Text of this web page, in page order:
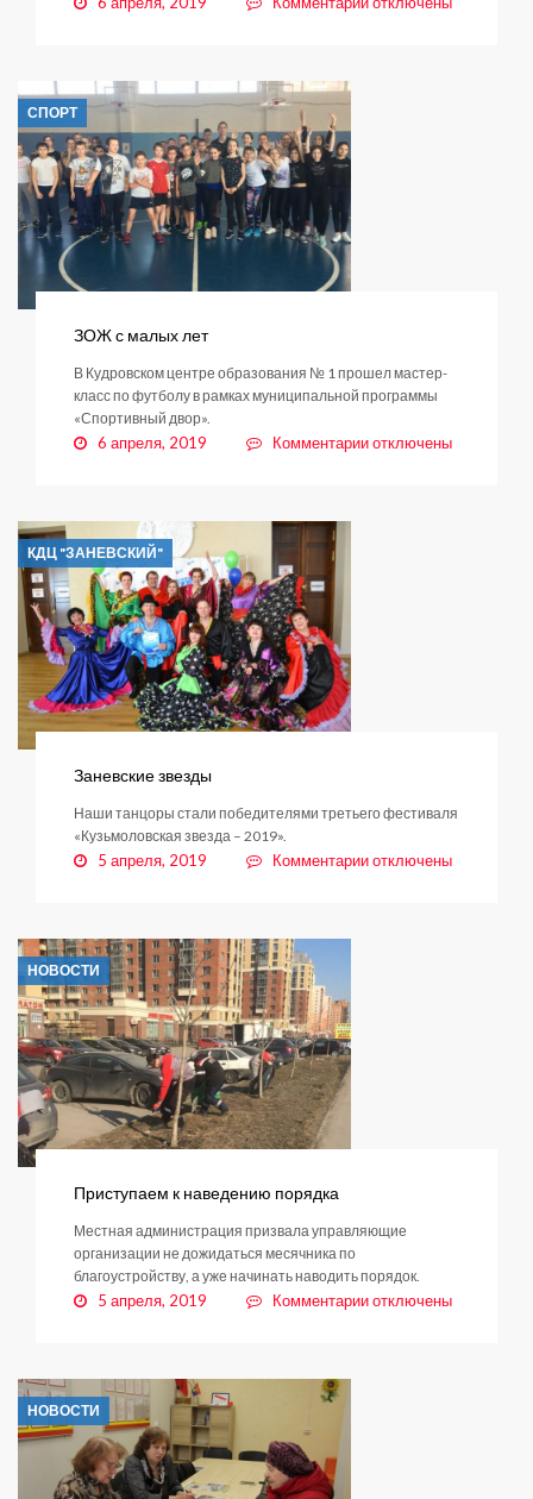
СПОРТ
ЗОЖ с малых лет
В Кудровском центре образования № 1 прошел мастер-
класс по футболу в рамках муниципальной программы
«Спортивный двор».
6 апреля, 2019 Комментариикотключены
КДЦ "ЗАНЕВСКИЙ"
Заневские звезды
Наши танцоры стали победителями третьего фестиваля
«Кузьмоловская звезда – 2019».
5 апреля, 2019 Комментариикотключены
НОВОСТИ
Приступаем к наведению порядка
Местная администрация призвала управляющие
организации не дожидаться месячника по
благоустройству, а уже начинать наводить порядок.
5 апреля, 2019 Комментариикотключены
НОВОСТИ